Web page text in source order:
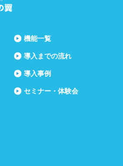
機能一覧
導入までの流れ
導入事例
セミナー・体験会